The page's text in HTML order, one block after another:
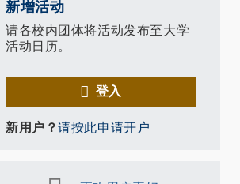
新增活动
请各校内团体将活动发布至大学
活动日历。
登入
新用户？请按此申请开户